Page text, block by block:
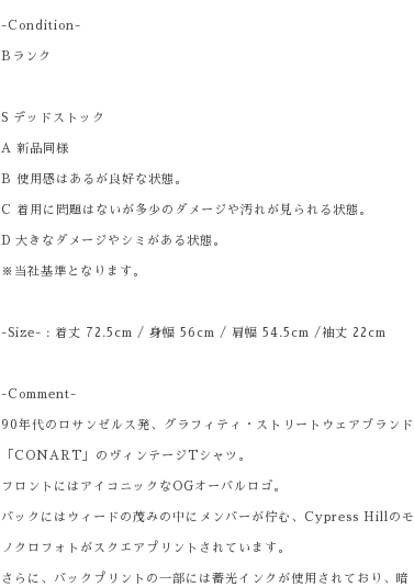
-Condition-
Bランク
S デッドストック
A 新品同様
B 使用感はあるが良好な状態。
C 着用に問題はないが多少のダメージや汚れが見られる状態。
D 大きなダメージやシミがある状態。
※当社基準となります。
-Size- : 着丈 72.5cm / 身幅 56cm / 肩幅 54.5cm /袖丈 22cm
-Comment-
90年代のロサンゼルス発、グラフィティ・ストリートウェアブランド
「CONART」のヴィンテージTシャツ。
フロントにはアイコニックなOGオーバルロゴ。
バックにはウィードの茂みの中にメンバーが佇む、Cypress Hillのモ
ノクロフォトがスクエアプリントされています。
さらに、バックプリントの一部には蓄光インクが使用されており、暗